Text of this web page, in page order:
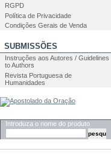
RGPD
Política de Privacidade
Condições Gerais de Venda
SUBMISSÕES
Instruções aos Autores / Guidelines
to Authors
Revista Portuguesa de
Humanidades
Introduza o nome do produto